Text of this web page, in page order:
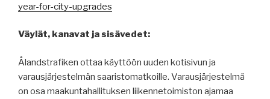
year-for-city-upgrades
Väylät, kanavat ja sisävedet:
Ålandstrafiken ottaa käyttöön uuden kotisivun ja
varausjärjestelmän saaristomatkoille. Varausjärjestelmä
on osa maakuntahallituksen liikennetoimiston ajamaa